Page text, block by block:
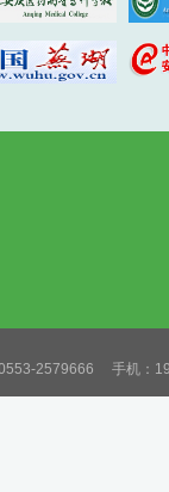
2579666 手机：